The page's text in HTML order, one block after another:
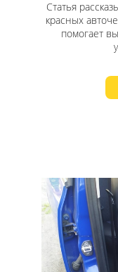
Статья
красных
помогает